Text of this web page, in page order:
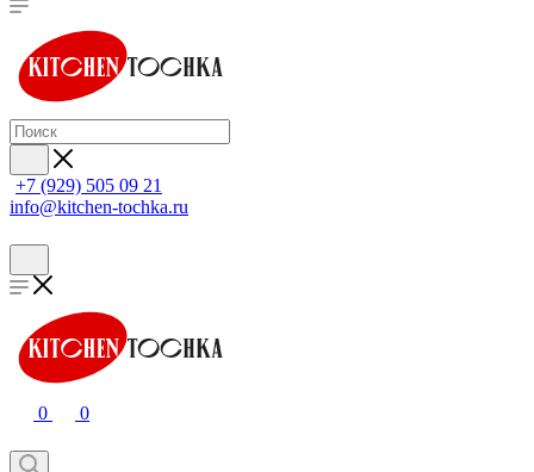
+7 (929) 505 09 21
info@kitchen-tochka.ru
0 0